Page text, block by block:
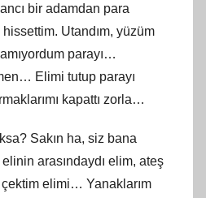
bir adamdan para
Utandım, yüzüm
parayı…
Elimi tutup parayı
kapattı zorla…
Sakın ha, siz bana
arasındaydı elim, ateş
çektim elimi… Yanaklarım